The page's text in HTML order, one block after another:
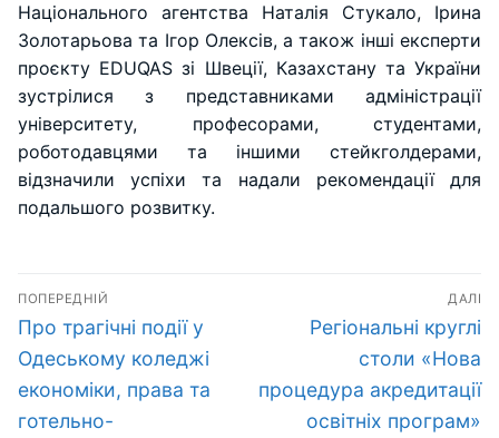
Національного агентства Наталія Стукало, Ірина
Золотарьова та Ігор Олексів, а також інші експерти
проєкту EDUQAS зі Швеції, Казахстану та України
зустрілися з представниками адміністрації
університету, професорами, студентами,
роботодавцями та іншими стейкголдерами,
відзначили успіхи та надали рекомендації для
подальшого розвитку.
Навігація
записів
ПОПЕРЕДНІЙ
Попередній
запис:
Про трагічні події у
Одеському коледжі
економіки, права та
готельно-
ДАЛІ
Наступний
запис:
Регіональні круглі
столи «Нова
процедура акредитації
освітніх програм»